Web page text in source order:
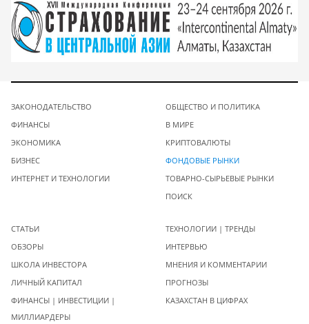
ЗАКОНОДАТЕЛЬСТВО
ФИНАНСЫ
ЭКОНОМИКА
БИЗНЕС
ИНТЕРНЕТ И ТЕХНОЛОГИИ
ОБЩЕСТВО И ПОЛИТИКА
В МИРЕ
КРИПТОВАЛЮТЫ
ФОНДОВЫЕ РЫНКИ
ТОВАРНО-СЫРЬЕВЫЕ РЫНКИ
ПОИСК
СТАТЬИ
ОБЗОРЫ
ШКОЛА ИНВЕСТОРА
ЛИЧНЫЙ КАПИТАЛ
ФИНАНСЫ | ИНВЕСТИЦИИ |
МИЛЛИАРДЕРЫ
ТЕХНОЛОГИИ | ТРЕНДЫ
ИНТЕРВЬЮ
МНЕНИЯ И КОММЕНТАРИИ
ПРОГНОЗЫ
КАЗАХСТАН В ЦИФРАХ